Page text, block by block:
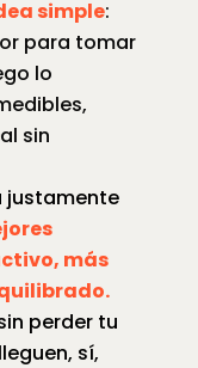
simple:
para tomar
lo
sin
justamente
más
perder tu
sí,